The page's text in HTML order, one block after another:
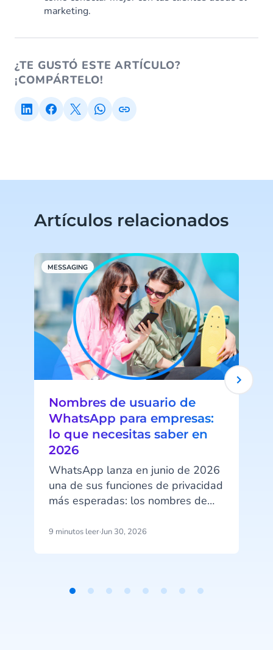
marketing.
¿TE GUSTÓ ESTE ARTÍCULO?
¡COMPÁRTELO!
Artículos relacionados
MESSAGING
Nombres de usuario de
WhatsApp para empresas:
lo que necesitas saber en
2026
WhatsApp lanza en junio de 2026
una de sus funciones de privacidad
más esperadas: los nombres de
clientes podrán ocultar su número
implicaciones directas en cómo
9 minutos leer·Jun 30, 2026